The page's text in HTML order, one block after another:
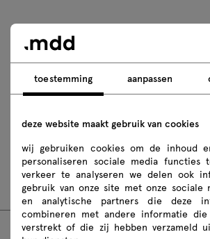
Safety rules
Download 3D-modellen van alle symbolen
2D dwg 3D dwg 3D 3ds
skp
Revit
toestemming aanpassen
deze website maakt gebruik van cookies
wij gebruiken cookies om de inhoud
personaliseren sociale media functies
verkeer te analyseren we delen ook
gebruik van onze site met onze sociale
en analytische partners die deze
combineren met andere informatie
verstrekt of die zij hebben verzameld